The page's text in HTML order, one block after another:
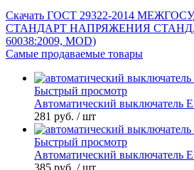
Скачать ГОСТ 29322-2014
СТАНДАРТ НАПРЯЖЕНИЯ
60038:2009, MOD)
Самые продаваемые товары
Быстрый просмотр
Автоматический выключатель
281 руб. / шт
Быстрый просмотр
Автоматический выключатель
385 руб. / шт